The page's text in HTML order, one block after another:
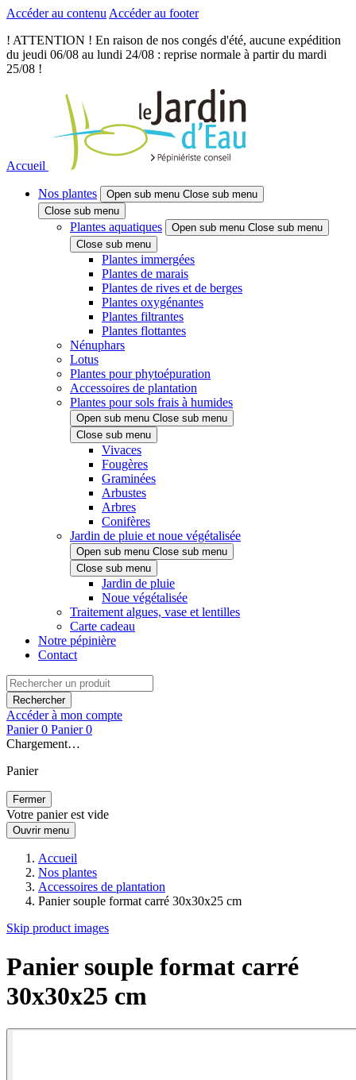
Accéder au contenu Accéder au footer
! ATTENTION ! En raison de nos congés d'été, aucune expédition
du jeudi 06/08 au lundi 24/08 : reprise normale à partir du mardi
25/08 !
Accueil
Nos plantes Open sub menu Close sub menu
Close sub menu
Plantes aquatiques Open sub menu Close sub menu
Close sub menu
Plantes immergées
Plantes de marais
Plantes de rives et de berges
Plantes oxygénantes
Plantes filtrantes
Plantes flottantes
Nénuphars
Lotus
Plantes pour phytoépuration
Accessoires de plantation
Plantes pour sols frais à humides
Open sub menu Close sub menu
Close sub menu
Vivaces
Fougères
Graminées
Arbustes
Arbres
Conifères
Jardin de pluie et noue végétalisée
Open sub menu Close sub menu
Close sub menu
Jardin de pluie
Noue végétalisée
Traitement algues, vase et lentilles
Carte cadeau
Notre pépinière
Contact
Rechercher
Accéder à mon compte
Panier 0 Panier 0
Chargement…
Panier
Fermer
Votre panier est vide
Ouvrir menu
Accueil
Nos plantes
Accessoires de plantation
Panier souple format carré 30x30x25 cm
Skip product images
Panier souple format carré
30x30x25 cm